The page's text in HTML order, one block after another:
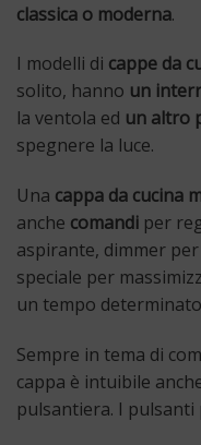
classica o moderna.
I modelli di cappe da
solito, hanno un
la ventola ed un altro
spegnere la luce.
Una cappa da cucina
anche comandi per
aspirante, dimmer
speciale per
un tempo
Sempre in tema di
cappa è intuibile
pulsantiera. I pulsanti